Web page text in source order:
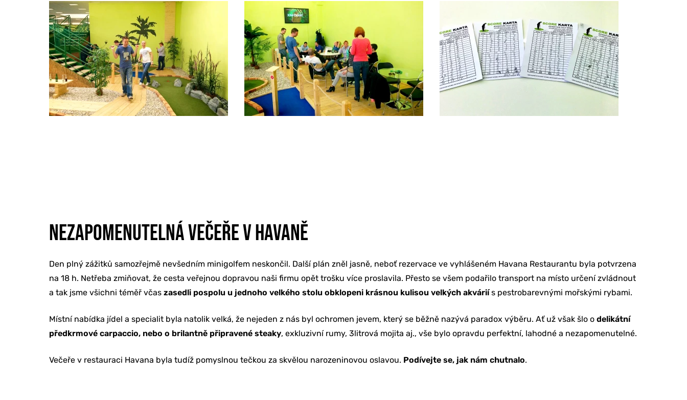
NEZAPOMENUTELNÁ VEČEŘE V HAVANĚ
Den plný zážitků samozřejmě nevšedním minigolfem neskončil. Další plán zněl jasně, neboť rezervace ve vyhlášeném Havana Restaurantu byla potvrzena
na 18 h. Netřeba zmiňovat, že cesta veřejnou dopravou naši firmu opět trošku více proslavila. Přesto se všem podařilo transport na místo určení zvládnout
a tak jsme všichni téměř včas zasedli pospolu u jednoho velkého stolu obklopeni krásnou kulisou velkých akváriís pestrobarevnými mořskými rybami.
Místní nabídka jídel a specialit byla natolik velká, že nejeden z nás byl ochromen jevem, který se běžně nazývá paradox výběru. Ať už však šlo o delikátní
předkrmové carpaccio, nebo o brilantně připravené steaky, exkluzivní rumy, 3litrová mojita aj., vše bylo opravdu perfektní, lahodné a nezapomenutelné.
Večeře v restauraci Havana byla tudíž pomyslnou tečkou za skvělou narozeninovou oslavou. Podívejte se, jak nám chutnalo.